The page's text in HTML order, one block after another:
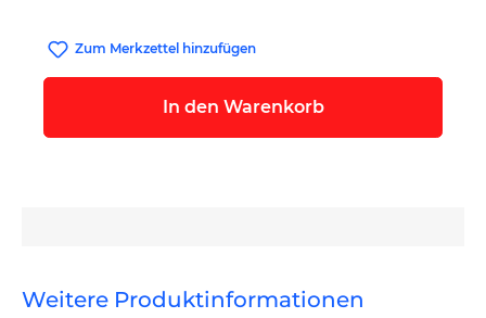
Zum Merkzettel hinzufügen
In den Warenkorb
Weitere Produktinformationen